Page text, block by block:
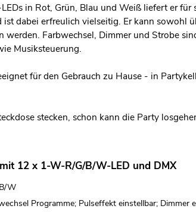
in Rot, Grün, Blau und Weiß liefert er für
dabei erfreulich vielseitig. Er kann sowohl
werden. Farbwechsel, Dimmer und Strobe
Musiksteuerung.
für den Gebrauch zu Hause - in
stecken, schon kann die Party
12 x 1-W-R/G/B/W-LED und DMX
W
Programme; Pulseffekt einstellbar; Dimmer